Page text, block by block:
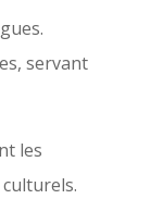
servant
les